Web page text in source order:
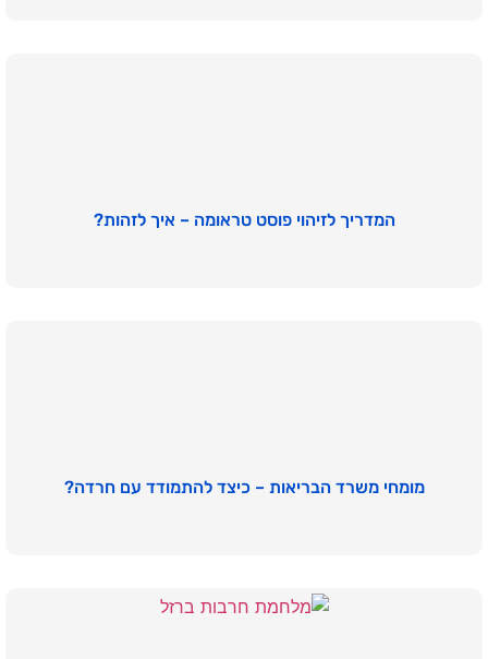
המדריך לזיהוי פוסט טראומה – איך לזהות?
מומחי משרד הבריאות – כיצד להתמודד עם חרדה?